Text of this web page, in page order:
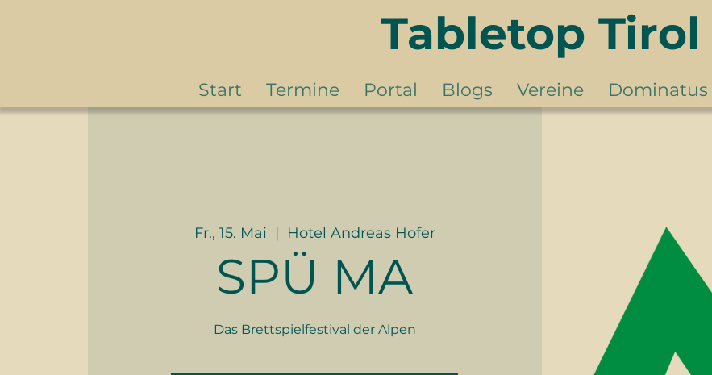
Tabletop Tirol
Start Termine Portal Blogs Vereine Dominatus
Fr., 15. Mai
  |
Hotel Andreas Hofer
SPÜ MA
Das Brettspielfestival der Alpen